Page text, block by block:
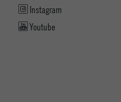
Instagram
Youtube